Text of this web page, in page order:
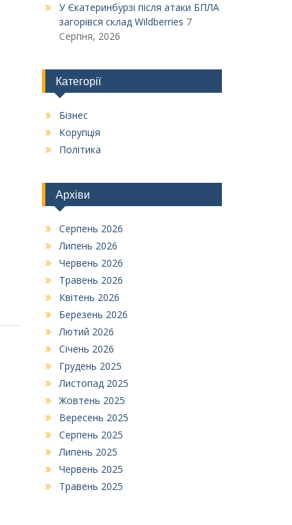
У Єкатеринбурзі після атаки БПЛА
загорівся склад Wildberries 7
Серпня, 2026
Категорії
Бізнес
Корупція
Політика
Архіви
Серпень 2026
Липень 2026
Червень 2026
Травень 2026
Квітень 2026
Березень 2026
Лютий 2026
Січень 2026
Грудень 2025
Листопад 2025
Жовтень 2025
Вересень 2025
Серпень 2025
Липень 2025
Червень 2025
Травень 2025